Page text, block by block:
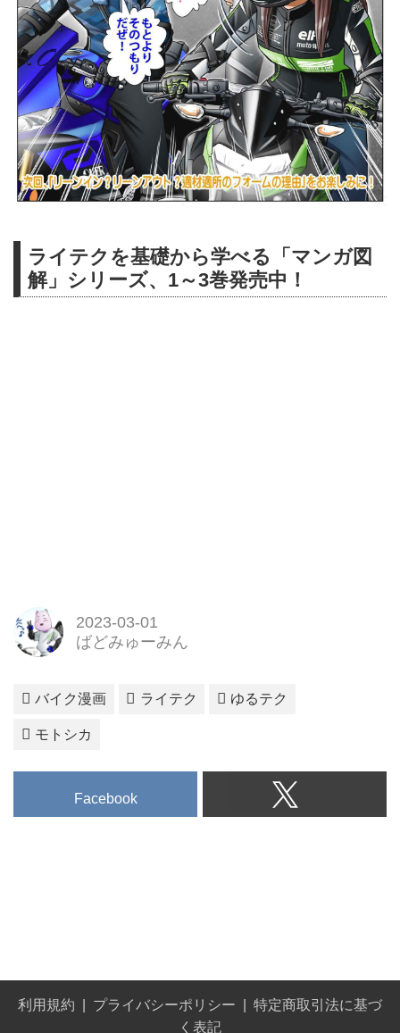
ライテクを基礎から学べる「マンガ図
解」シリーズ、1～3巻発売中！
2023-03-01
ばどみゅーみん
バイク漫画 ライテク ゆるテク
モトシカ
Facebook
利用規約 プライバシーポリシー
特定商取引法に基づ
く表記